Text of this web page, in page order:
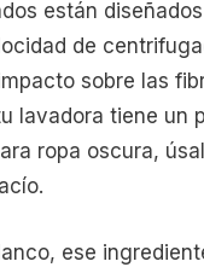
están
de
sobre las
lavadora tiene un
ropa oscura,
ese